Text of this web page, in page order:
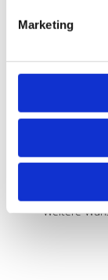
Marketing
Weitere